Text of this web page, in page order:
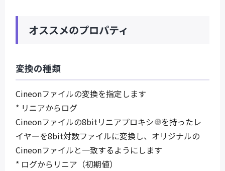
オススメのプロパティ
変換の種類
Cineonファイルの変換を指定します
* リニアからログ
Cineonファイルの8bitリニアプロキシ
を持ったレ
イヤーを8bit対数ファイルに変換し、オリジナルの
Cineonファイルと一致するようにします
* ログからリニア（初期値）